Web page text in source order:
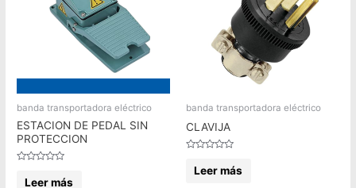
banda transportadora eléctrico
ESTACION DE PEDAL SIN
PROTECCION
enLeer más
banda transportadora eléctrico
CLAVIJA
enLeer más